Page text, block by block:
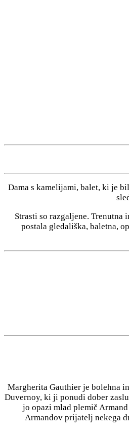
Dama s kamelijami, balet, ki je
Strasti so razgaljene.
postala gledališka, baletna,
Margherita Gauthier je bolehna
Duvernoy, ki ji ponudi dober
jo opazi mlad plemič
Armandov prijatelj nekega